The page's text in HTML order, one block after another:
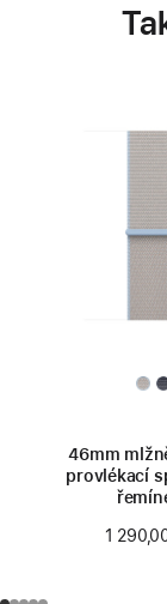
46mm
provlékací
1